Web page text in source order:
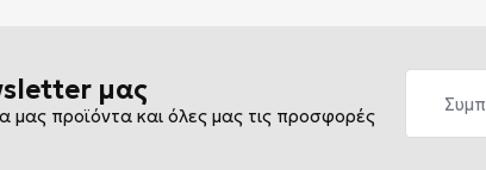
μας
μας προϊόντα και όλες μας τις προσφορές